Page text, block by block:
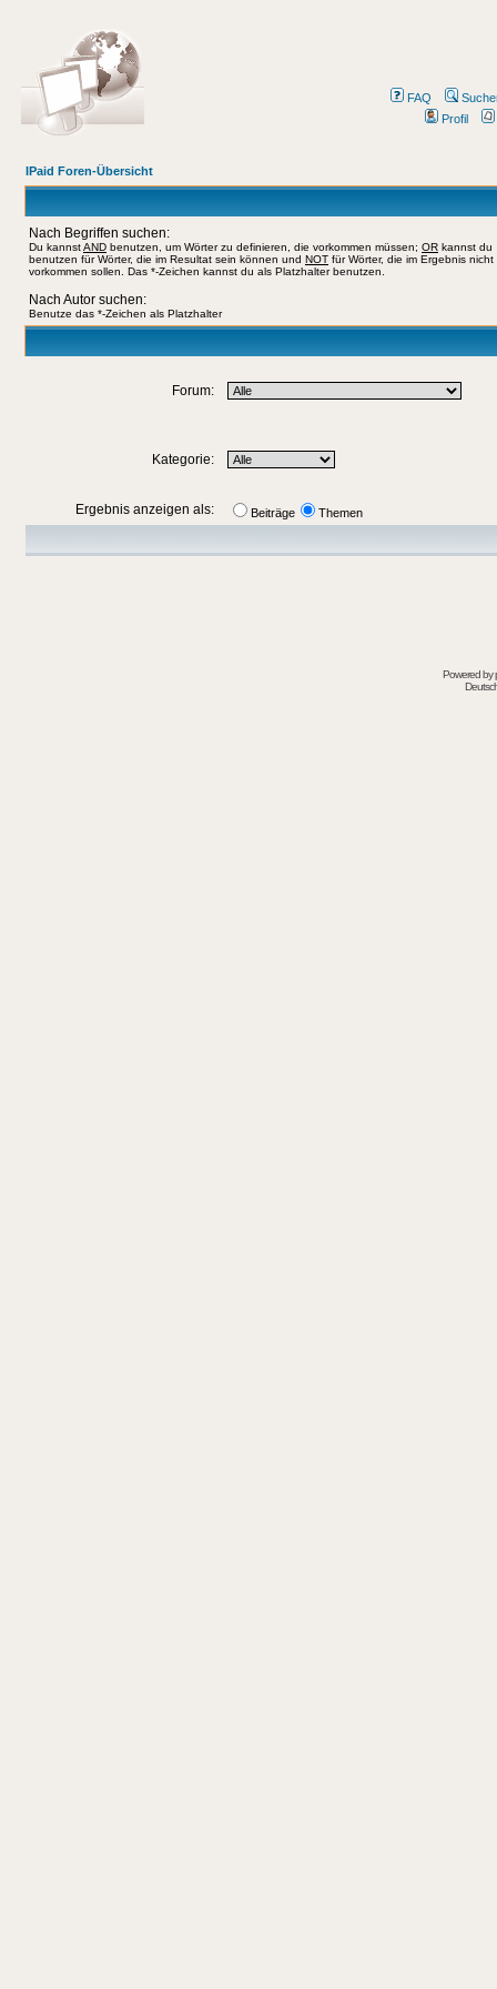
FAQ
Profil
IPaid Foren-Übersicht
Nach Begriffen suchen:
Du kannstAND benutzen, um Wörter zu definieren, die vorkommen müssen; OR kannst du
benutzen für Wörter, die im Resultat sein können und NOT für Wörter, die im Ergebnis nicht
vorkommen sollen. Das *-Zeichen kannst du als Platzhalter benutzen.
Nach Autor suchen:
Benutze das *-Zeichen als Platzhalter
Forum:
Kategorie:
Ergebnis anzeigen als: Beiträge Themen
Powered by